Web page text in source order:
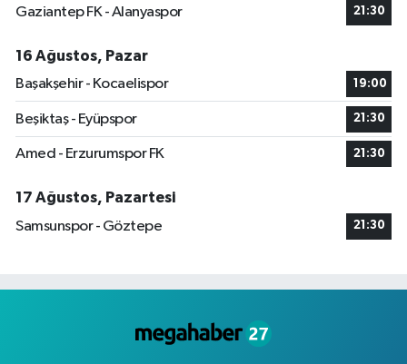
Gaziantep FK - Alanyaspor 21:30
16 Ağustos, Pazar
Başakşehir - Kocaelispor
19:00
Beşiktaş - Eyüpspor 21:30
Amed - Erzurumspor FK 21:30
17 Ağustos, Pazartesi
Samsunspor - Göztepe
21:30